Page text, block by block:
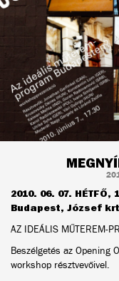
2010. 06. 07.
Budapest, József
AZ IDEÁLIS MŰTEREM-
Beszélgetés az Opening
workshop résztvevőivel.